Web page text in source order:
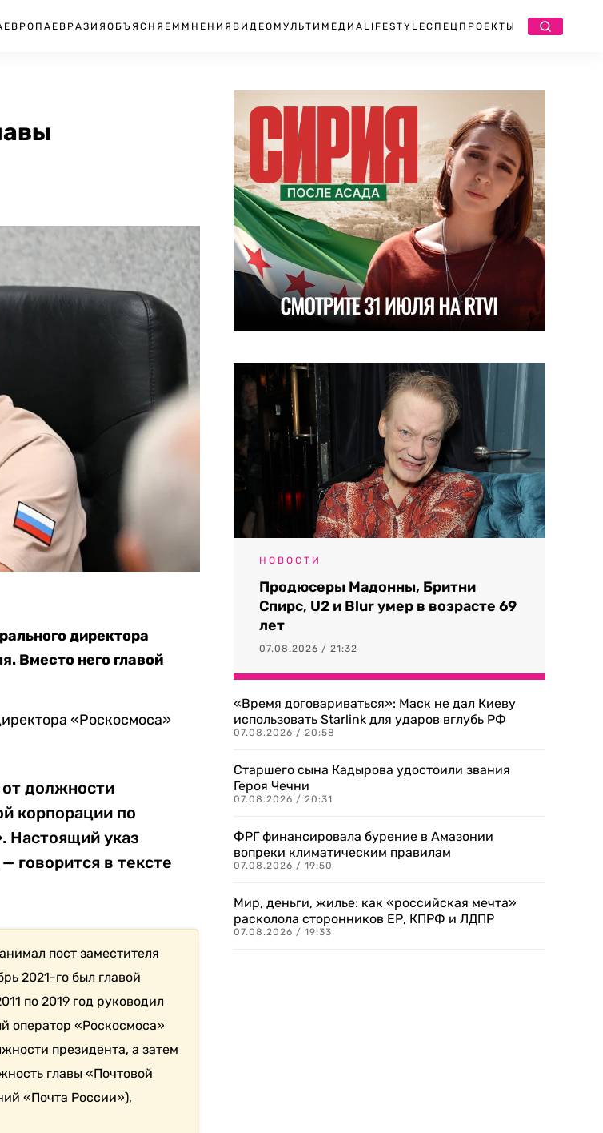
ЕВРОПА ЕВРАЗИЯ ОБЪЯСНЯЕМ МНЕНИЯ ВИДЕО МУЛЬТИМЕДИА LIFESTYLEСПЕЦПРОЕКТЫ
директора
Вместо него главой
«Роскосмоса»
должности
корпорации по
Настоящий указ
говорится в тексте
пост заместителя
2021-го был главой
по 2019 год руководил
оператор «Роскосмоса»
президента, а затем
главы «Почтовой
«Почта России»),
НОВОСТИ
Продюсеры Мадонны, Бритни
Спирс, U2 и Blur умер в возрасте 69
лет
07.08.2026 / 21:32
«Время договариваться»: Маск не дал Киеву
использовать Starlink для ударов вглубь РФ
07.08.2026 / 20:58
Старшего сына Кадырова удостоили звания
Героя Чечни
07.08.2026 / 20:31
ФРГ финансировала бурение в Амазонии
вопреки климатическим правилам
07.08.2026 / 19:50
Мир, деньги, жилье: как «российская мечта»
расколола сторонников ЕР, КПРФ и ЛДПР
07.08.2026 / 19:33